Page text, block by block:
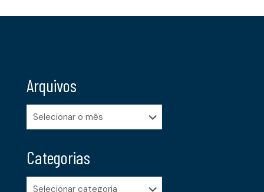
Arquivos
Arquivos
Categorias
Categorias